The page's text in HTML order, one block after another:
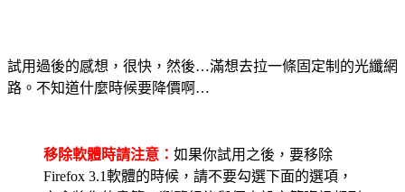
試用過後的感想，很快，然後…滿想去拉一條固定制的光纖網
路。不知道什麼時候要降價啊…
移除軟體時請注意： 如果你試用之後，要移除
Firefox 3.1軟體的時候，請不要勾選下面的選項，